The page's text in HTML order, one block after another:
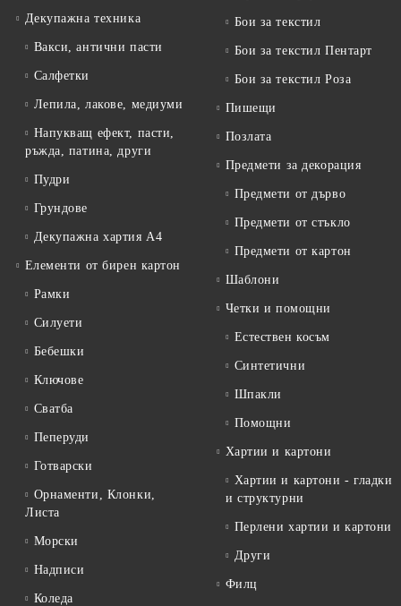
Декупажна техника
Вакси, антични пасти
Салфетки
Лепила, лакове, медиуми
Напукващ ефект, пасти,
ръжда, патина, други
Пудри
Грундове
Декупажна хартия А4
Елементи от бирен картон
Рамки
Силуети
Бебешки
Ключове
Сватба
Пеперуди
Готварски
Орнаменти, Клонки,
Листа
Морски
Надписи
Коледа
Бои за текстил
Бои за текстил Пентарт
Бои за текстил Роза
Пишещи
Позлата
Предмети за декорация
Предмети от дърво
Предмети от стъкло
Предмети от картон
Шаблони
Четки и помощни
Естествен косъм
Синтетични
Шпакли
Помощни
Хартии и картони
Хартии и картони - гладки
и структурни
Перлени хартии и картони
Други
Филц